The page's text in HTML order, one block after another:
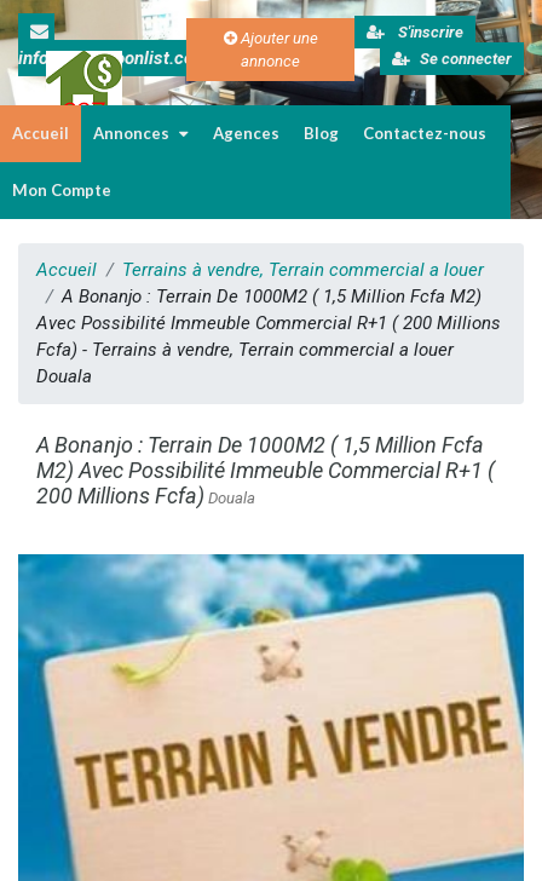
info@cameroonlist.com
Ajouter une
annonce
S'inscrire
Se connecter
Accueil Annonces Agences Blog Contactez-nous
Mon Compte
Accueil
Terrains à vendre, Terrain commercial a louer
A Bonanjo : Terrain De 1000M2 ( 1,5 Million Fcfa M2)
Avec Possibilité Immeuble Commercial R+1 ( 200 Millions
Fcfa) - Terrains à vendre, Terrain commercial a louer
Douala
A Bonanjo : Terrain De 1000M2 ( 1,5 Million Fcfa
M2) Avec Possibilité Immeuble Commercial R+1 (
200 Millions Fcfa) Douala